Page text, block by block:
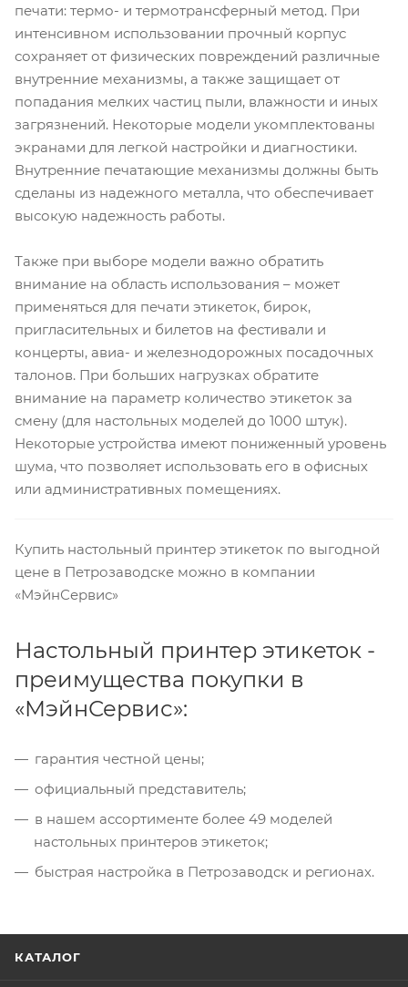
печати: термо- и термотрансферный метод. При
интенсивном использовании прочный корпус
сохраняет от физических повреждений различные
внутренние механизмы, а также защищает от
попадания мелких частиц пыли, влажности и иных
загрязнений. Некоторые модели укомплектованы
экранами для легкой настройки и диагностики.
Внутренние печатающие механизмы должны быть
сделаны из надежного металла, что обеспечивает
высокую надежность работы.
Также при выборе модели важно обратить
внимание на область использования – может
применяться для печати этикеток, бирок,
пригласительных и билетов на фестивали и
концерты, авиа- и железнодорожных посадочных
талонов. При больших нагрузках обратите
внимание на параметр количество этикеток за
смену (для настольных моделей до 1000 штук).
Некоторые устройства имеют пониженный уровень
шума, что позволяет использовать его в офисных
или административных помещениях.
Купить настольный принтер этикеток по выгодной
цене в Петрозаводске можно в компании
«МэйнСервис»
Настольный принтер этикеток -
преимущества покупки в
«МэйнСервис»:
гарантия честной цены;
официальный представитель;
в нашем ассортименте более 49 моделей
настольных принтеров этикеток;
быстрая настройка в Петрозаводск и регионах.
КАТАЛОГ